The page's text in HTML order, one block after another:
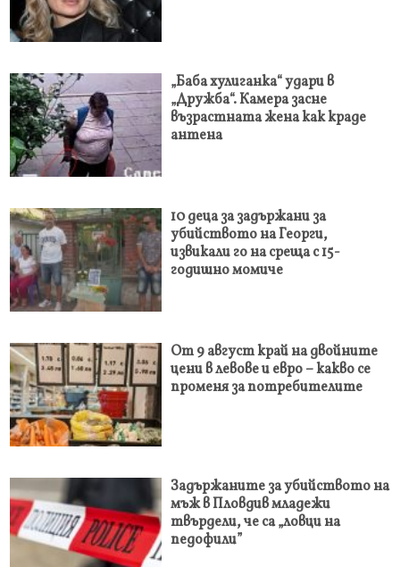
„Баба хулиганка“ удари в
„Дружба“. Камера засне
възрастната жена как краде
антена
10 деца за задържани за
убийството на Георги,
извикали го на среща с 15-
годишно момиче
От 9 август край на двойните
цени в левове и евро – какво се
променя за потребителите
Задържаните за убийството на
мъж в Пловдив младежи
твърдели, че са „ловци на
педофили”